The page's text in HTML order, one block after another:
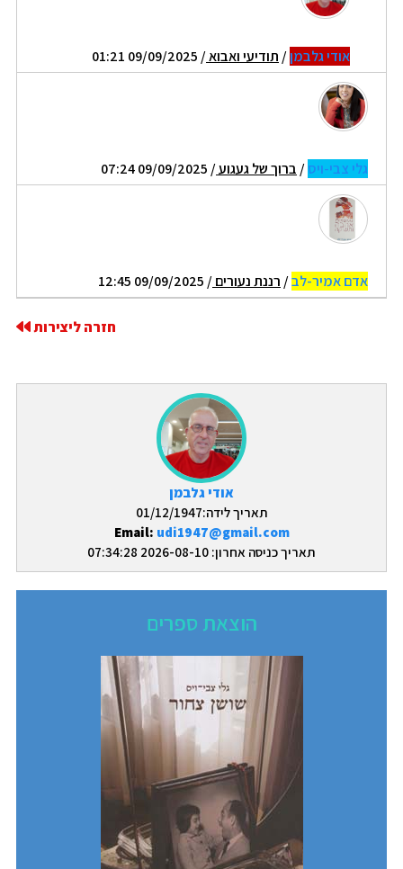
אודי גלבמן
תאריך לידה:01/12/1947
Email: udi1947@gmail.com
תאריך כניסה אחרון: 2026-08-10 07:34:28
הוצאת ספרים
אודי גלבמן/ תודיעי ואבוא/ 09/09/2025 01:21
גלי צבי-ויס/ ברוך של געגוע/ 09/09/2025 07:24
אדם אמיר-לב/ רננת נעורים/ 09/09/2025 12:45
חזרה ליצירות